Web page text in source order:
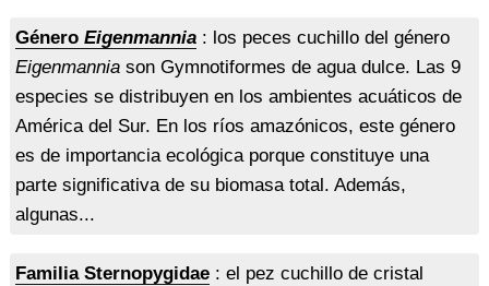
Género Eigenmannia: los peces cuchillo del género
Eigenmanniason Gymnotiformes de agua dulce. Las 9
especies se distribuyen en los ambientes acuáticos de
América del Sur. En los ríos amazónicos, este género
es de importancia ecológica porque constituye una
parte significativa de su biomasa total. Además,
algunas...
Familia Sternopygidae: el pez cuchillo de cristal